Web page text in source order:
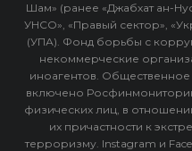
Шам» (ранее «Джабхат ан-
УНСО», «Правый сектор»,
(УПА). Фонд борьбы с
некоммерческие
иноагентов.
включено
физических лиц, в
их причастности к
терроризму. Instagram и